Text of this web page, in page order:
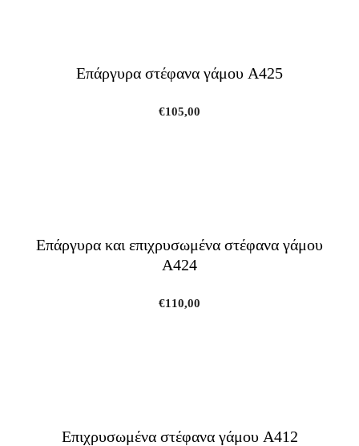
Επάργυρα στέφανα γάμου A425
€105,00
Επάργυρα και επιχρυσωμένα στέφανα γάμου
A424
€110,00
Επιχρυσωμένα στέφανα γάμου A412